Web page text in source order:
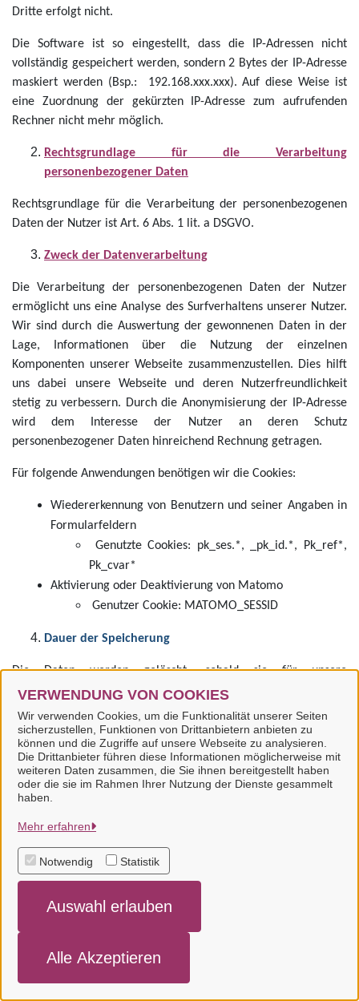
VERWENDUNG VON COOKIES
Wir verwenden Cookies, um die Funktionalität unserer Seiten
sicherzustellen, Funktionen von Drittanbietern anbieten zu
können und die Zugriffe auf unsere Webseite zu analysieren.
Die Drittanbieter führen diese Informationen möglicherweise mit
weiteren Daten zusammen, die Sie ihnen bereitgestellt haben
oder die sie im Rahmen Ihrer Nutzung der Dienste gesammelt
haben.
Mehr erfahren
Notwendig Statistik
Auswahl erlauben
Alle Akzeptieren
Dritte erfolgt nicht.
Die Software ist so eingestellt, dass die IP-Adressen nicht
vollständig gespeichert werden, sondern 2 Bytes der IP-Adresse
maskiert werden (Bsp.: 192.168.xxx.xxx). Auf diese Weise ist
eine Zuordnung der gekürzten IP-Adresse zum aufrufenden
Rechner nicht mehr möglich.
Rechtsgrundlage für die Verarbeitung
personenbezogener Daten
Rechtsgrundlage für die Verarbeitung der personenbezogenen
Daten der Nutzer ist Art. 6 Abs. 1 lit. a DSGVO.
Zweck der Datenverarbeitung
Die Verarbeitung der personenbezogenen Daten der Nutzer
ermöglicht uns eine Analyse des Surfverhaltens unserer Nutzer.
Wir sind durch die Auswertung der gewonnenen Daten in der
Lage, Informationen über die Nutzung der einzelnen
Komponenten unserer Webseite zusammenzustellen. Dies hilft
uns dabei unsere Webseite und deren Nutzerfreundlichkeit
stetig zu verbessern. Durch die Anonymisierung der IP-Adresse
wird dem Interesse der Nutzer an deren Schutz
personenbezogener Daten hinreichend Rechnung getragen.
Für folgende Anwendungen benötigen wir die Cookies:
Wiedererkennung von Benutzern und seiner Angaben in
Formularfeldern
Genutzte Cookies: pk_ses.*, _pk_id.*, Pk_ref*,
Pk_cvar*
Aktivierung oder Deaktivierung von Matomo
Genutzer Cookie: MATOMO_SESSID
Dauer der Speicherung
Die Daten werden gelöscht, sobald sie für unsere
Aufzeichnungszwecke nicht mehr benötigt werden. Die
verschiedenen Cookies auf unserer Website haben die
folgenden Speicherdauer:
pk_ses.*: wird für 30 Minuten gespeichert; die
Speicherung endet ebenfalls, wenn Sie Ihre Einwilligung
widerrufen
widerrufen
Pk_ref*: wird für 6 Monate gespeichert; die Speicherung
Pk_cvar*: wird für 30 Minuten gespeichert; die
Speicherung endet ebenfalls, wenn Sie Ihre Einwilligung
widerrufen.